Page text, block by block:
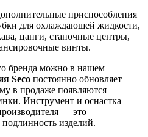
приспособления
для охлаждающей жидкости,
цанги, станочные центры,
винты.
бренда можно в нашем
Seco постоянно обновляет
в продаже появляются
Инструмент и оснастка
— это
изделий.